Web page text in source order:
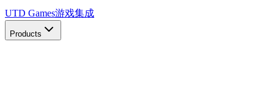
UTD Games游戏集成
Products